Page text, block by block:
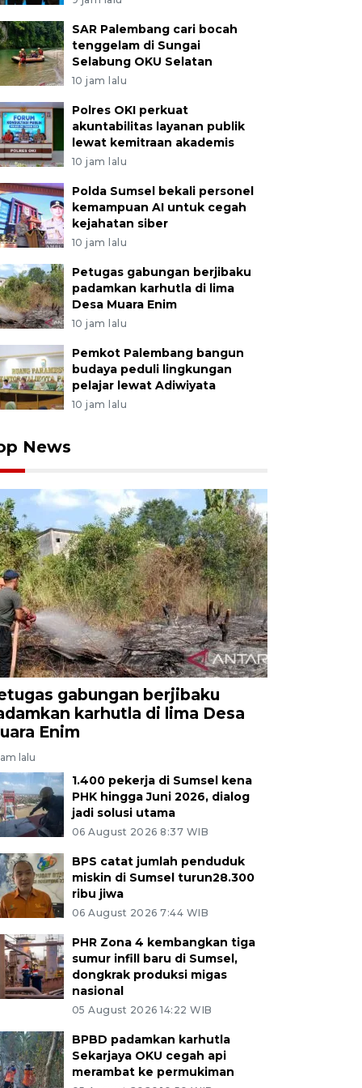
SAR Palembang cari bocah
tenggelam di Sungai
Selabung OKU Selatan
10 jam lalu
Polres OKI perkuat
akuntabilitas layanan publik
lewat kemitraan akademis
10 jam lalu
Polda Sumsel bekali personel
kemampuan AI untuk cegah
kejahatan siber
10 jam lalu
Petugas gabungan berjibaku
padamkan karhutla di lima
Desa Muara Enim
10 jam lalu
Pemkot Palembang bangun
budaya peduli lingkungan
pelajar lewat Adiwiyata
10 jam lalu
News
gabungan berjibaku
karhutla di lima Desa
Enim
lalu
1.400 pekerja di Sumsel kena
PHK hingga Juni 2026, dialog
jadi solusi utama
06 August 2026 8:37 WIB
BPS catat jumlah penduduk
miskin di Sumsel turun28.300
ribu jiwa
06 August 2026 7:44 WIB
PHR Zona 4 kembangkan tiga
sumur infill baru di Sumsel,
dongkrak produksi migas
nasional
05 August 2026 14:22 WIB
BPBD padamkan karhutla
Sekarjaya OKU cegah api
merambat ke permukiman